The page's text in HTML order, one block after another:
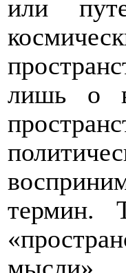
или
лишь о
термин.